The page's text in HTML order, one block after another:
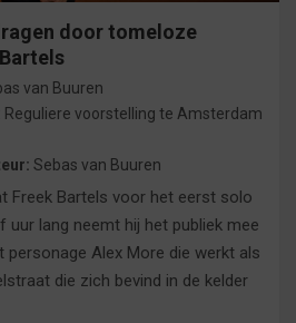
door tomeloze
van Buuren
Reguliere voorstelling te Amsterdam
Sebas van Buuren
Freek Bartels voor het eerst solo
uur lang neemt hij het publiek mee
personage Alex More die werkt als
die zich bevind in de kelder